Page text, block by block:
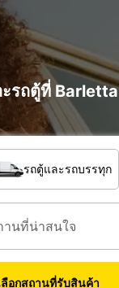
รถตู้ที่ Barletta
รถตู้และรถบรรทุก
ลือกสถานที่รับสินค้า